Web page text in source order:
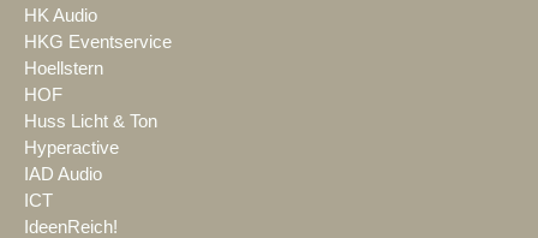
HK Audio
HKG Eventservice
Hoellstern
HOF
Huss Licht & Ton
Hyperactive
IAD Audio
ICT
IdeenReich!